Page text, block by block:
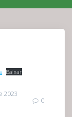
Baixar
2023
0